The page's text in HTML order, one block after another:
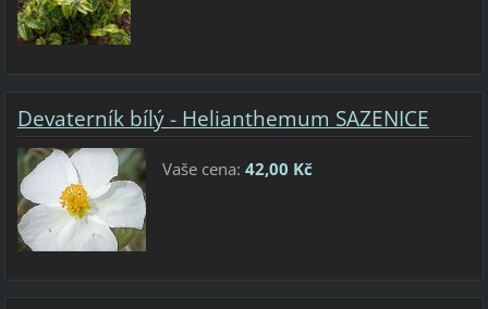
Devaterník bílý - Helianthemum SAZENICE
Vaše cena: 42,00 Kč